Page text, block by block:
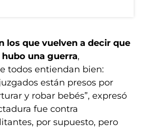
los que vuelven a decir que
una guerra,
todos entiendan bien:
están presos por
y robar bebés”, expresó
fue contra
por supuesto, pero